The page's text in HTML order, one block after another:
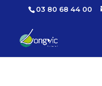
03 80 68 44 00